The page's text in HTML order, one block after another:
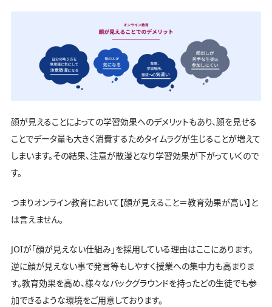
顔が見えることによっての学習効果へのデメリットもあり、顔を見せる
ことでデータ量も大きく消費するためタイムラグが生じることが増えて
しまいます。その結果、注意が散漫となり学習効果が下がっていくので
す。
つまりオンライン教育において【顔が見えること＝教育効果が高い】と
は言えません。
JOIが「顔が見えない仕組み」を採用している理由はここにあります。
逆に顔が見えない事で発言等もしやすく授業への集中力も高まりま
す。教育効果を高め、様々なバックグラウンドを持ったどの生徒でも参
加できるような環境をご用意しております。